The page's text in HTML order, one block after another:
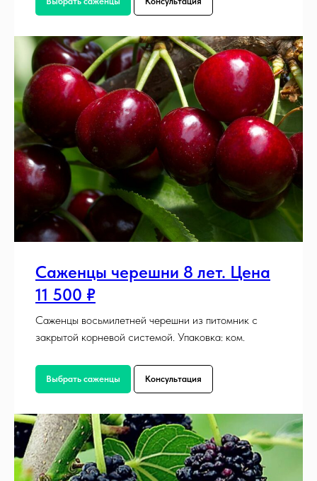
Саженцы черешни 8 лет. Цена
11 500 ₽
Саженцы восьмилетней черешни из питомник с
закрытой корневой системой. Упаковка: ком.
Выбрать саженцы Консультация